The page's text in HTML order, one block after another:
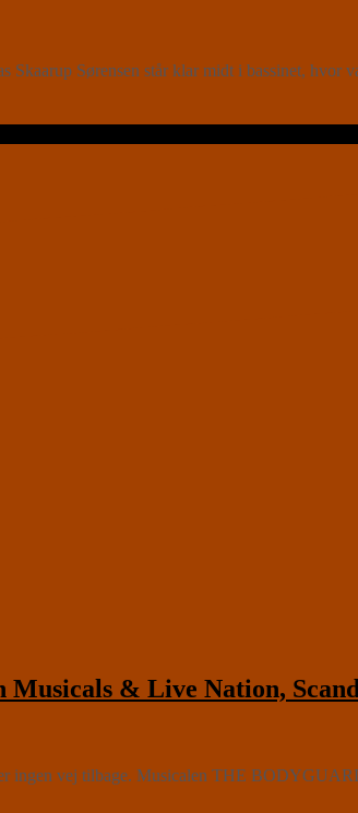
Skaarup Sørensen står klar midt i bassinet,
& Live Nation,
ingen vej tilbage. Musicalen THE